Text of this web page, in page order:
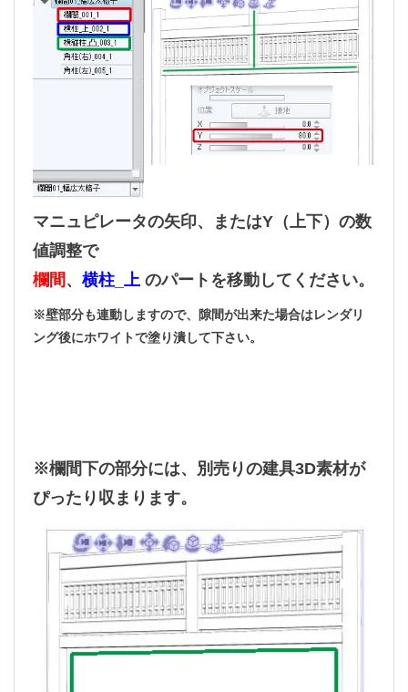
マニュピレータの矢印、またはY（上下）の数
値調整で
欄間 、 横柱_上 のパートを移動してください。
※壁部分も連動しますので、隙間が出来た場合はレンダリ
ング後にホワイトで塗り潰して下さい。
※欄間下の部分には、別売りの建具3D素材が
ぴったり収まります。